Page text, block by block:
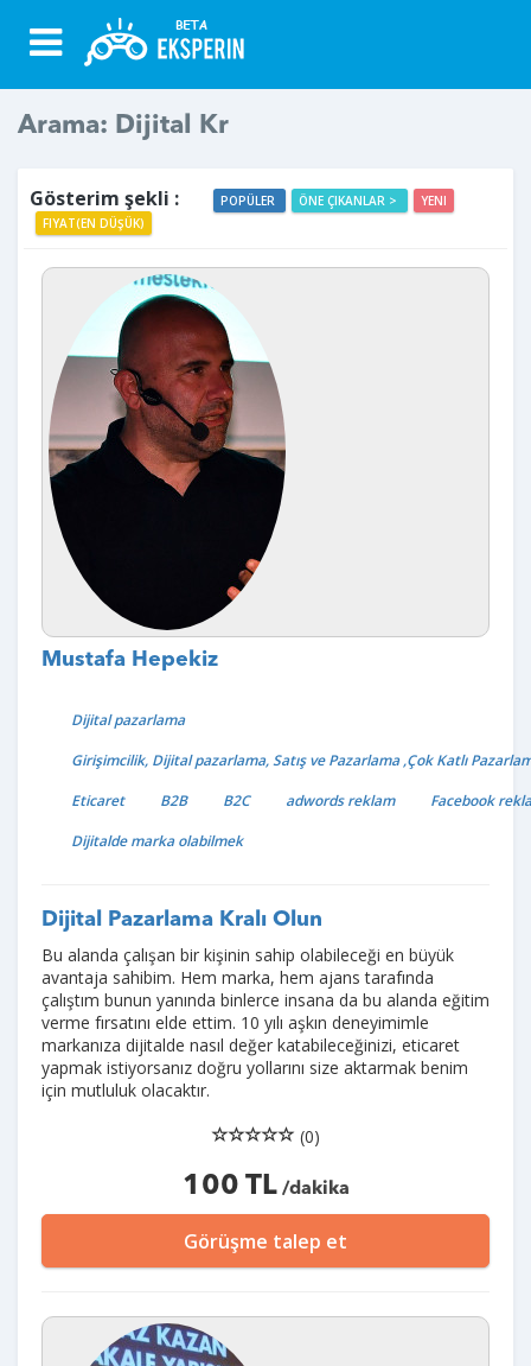
Arama: Dijital Kr
Gösterim şekli : POPÜLER ÖNE ÇIKANLAR >
YENI
FIYAT(EN DÜŞÜK)
Mustafa Hepekiz
Dijital pazarlama
Girişimcilik, Dijital pazarlama, Satış ve Pazarlama ,Çok Katlı
Eticaret
B2B B2C adwords reklam
Facebook
Dijitalde marka olabilmek
Dijital Pazarlama Kralı Olun
Bu alanda çalışan bir kişinin sahip olabileceği en büyük
avantaja sahibim. Hem marka, hem ajans tarafında
çalıştım bunun yanında binlerce insana da bu alanda eğitim
verme fırsatını elde ettim. 10 yılı aşkın deneyimimle
markanıza dijitalde nasıl değer katabileceğinizi, eticaret
yapmak istiyorsanız doğru yollarını size aktarmak benim
için mutluluk olacaktır.
(0)
100 TL/dakika
Görüşme talep et